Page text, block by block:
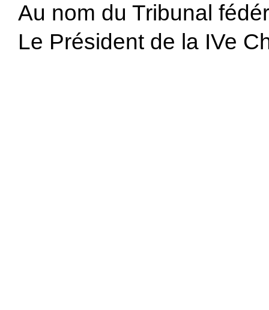
Au nom du Tribunal
Le Président de la IVe